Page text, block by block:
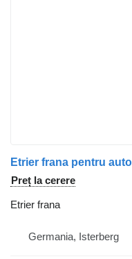
Etrier frana pentru
Preț la cerere
Etrier frana
Germania, Isterberg